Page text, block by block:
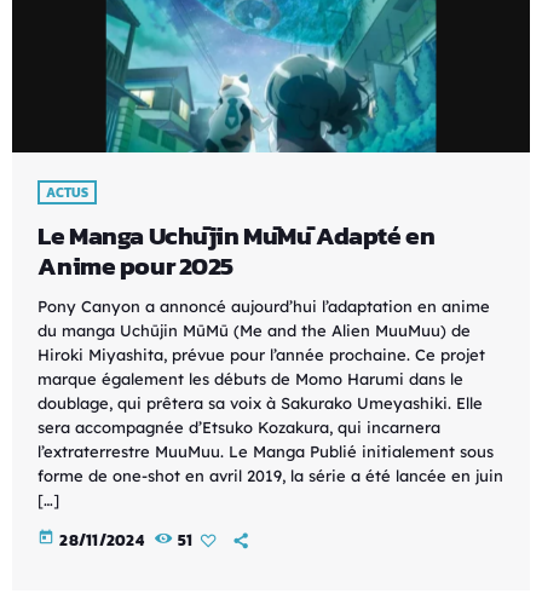
ACTUS
Le Manga Uchūjin MūMū Adapté en
Anime pour 2025
Pony Canyon a annoncé aujourd’hui l’adaptation en anime
du manga Uchūjin MūMū (Me and the Alien MuuMuu) de
Hiroki Miyashita, prévue pour l’année prochaine. Ce projet
marque également les débuts de Momo Harumi dans le
doublage, qui prêtera sa voix à Sakurako Umeyashiki. Elle
sera accompagnée d’Etsuko Kozakura, qui incarnera
l’extraterrestre MuuMuu. Le Manga Publié initialement sous
forme de one-shot en avril 2019, la série a été lancée en juin
[…]
today 28/11/2024 51